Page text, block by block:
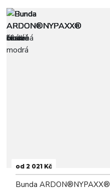
od 2 021 Kč
Bunda ARDON®NYPAXX®